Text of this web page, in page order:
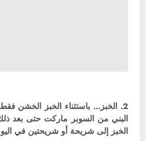
2. الخبز… باستثناء الخبز الخشن
البني من السوبر ماركت حتى بعد
الخبز إلى شريحة أو شريحتين في